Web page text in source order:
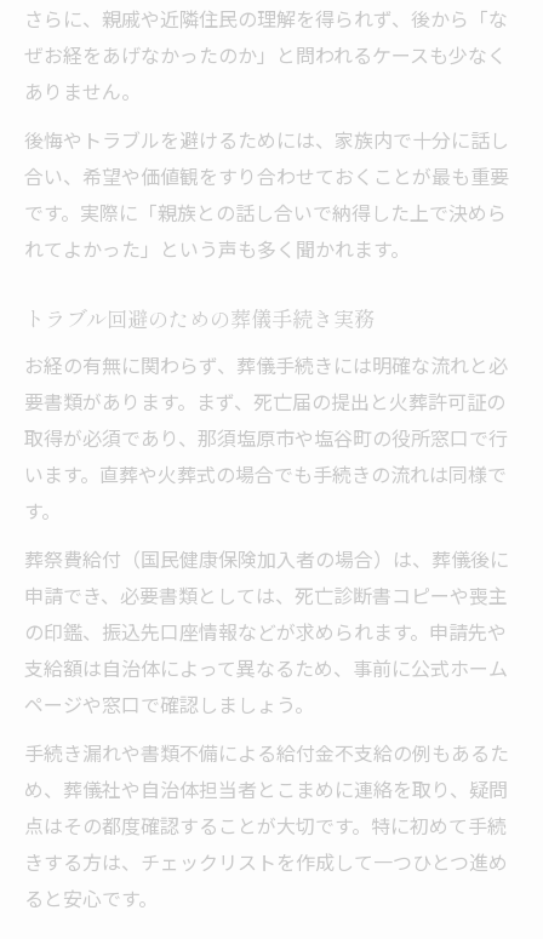
菩提寺との調整を考えた葬儀形式の選択
葬儀の後悔を防ぐ安心の送り方実例
さらに、親戚や近隣住民の理解を得られず、後から「な
ぜお経をあげなかったのか」と問われるケースも少なく
ありません。
後悔やトラブルを避けるためには、家族内で十分に話し
合い、希望や価値観をすり合わせておくことが最も重要
です。実際に「親族との話し合いで納得した上で決めら
れてよかった」という声も多く聞かれます。
トラブル回避のための葬儀手続き実務
お経の有無に関わらず、葬儀手続きには明確な流れと必
要書類があります。まず、死亡届の提出と火葬許可証の
取得が必須であり、那須塩原市や塩谷町の役所窓口で行
います。直葬や火葬式の場合でも手続きの流れは同様で
す。
葬祭費給付（国民健康保険加入者の場合）は、葬儀後に
申請でき、必要書類としては、死亡診断書コピーや喪主
の印鑑、振込先口座情報などが求められます。申請先や
支給額は自治体によって異なるため、事前に公式ホーム
ページや窓口で確認しましょう。
手続き漏れや書類不備による給付金不支給の例もあるた
め、葬儀社や自治体担当者とこまめに連絡を取り、疑問
点はその都度確認することが大切です。特に初めて手続
きする方は、チェックリストを作成して一つひとつ進め
ると安心です。